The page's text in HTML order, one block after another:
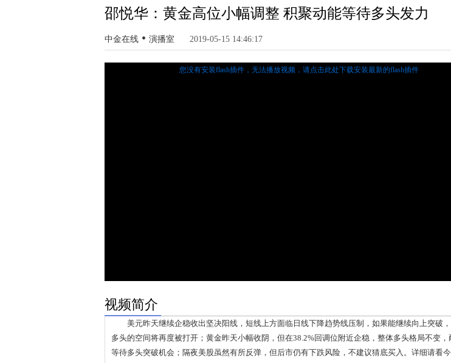
邵悦华：黄金高位小幅调整 积聚动能等待多头发力
中金在线 • 演播室 2019-05-15 14:46:17
您没有安装flash插件，无法播放视频， 请点击此处下载安装最新的flash插件
视频简介
美元昨天继续企稳收出坚决阳线，短线上方面临日线下降趋势线压制，如果能继续向上突破
多头的空间将再度被打开；黄金昨天小幅收阴，但在38.2%回调位附近企稳，整体多头格局不变，
等待多头突破机会；隔夜美股虽然有所反弹，但后市仍有下跌风险，不建议猜底买入。详细请看